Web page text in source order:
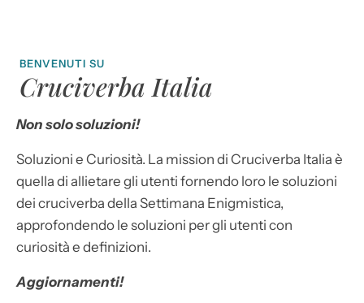
BENVENUTI SU
Cruciverba Italia
Non solo soluzioni!
Soluzioni e Curiosità. La mission di Cruciverba Italia è
quella di allietare gli utenti fornendo loro le soluzioni
dei cruciverba della Settimana Enigmistica,
approfondendo le soluzioni per gli utenti con
curiosità e definizioni.
Aggiornamenti!